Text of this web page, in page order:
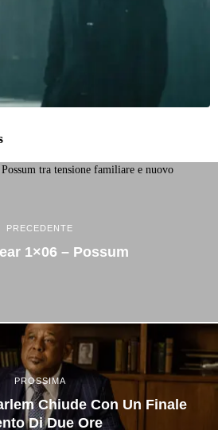
PRECEDENTE
1×06 – Possum
PROSSIMA
Chiude Con Un Finale
Di Due Ore